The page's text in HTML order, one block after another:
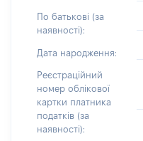
По батькові (за
наявності):
Дата народження:
Реєстраційний
номер облікової
картки платника
податків (за
наявності):